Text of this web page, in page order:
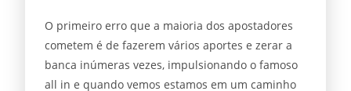
O primeiro erro que a maioria dos apostadores
cometem é de fazerem vários aportes e zerar a
banca inúmeras vezes, impulsionando o famoso
all in e quando vemos estamos em um caminho